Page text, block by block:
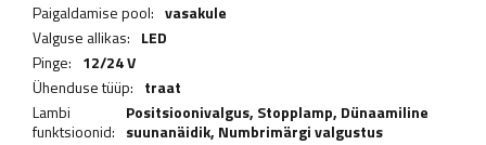
Paigaldamise pool: vasakule
Valguse allikas: LED
Pinge: 12/24 V
Ühenduse tüüp: traat
Lambi
funktsioonid:
Positsioonivalgus, Stopplamp, Dünaamiline
suunanäidik, Numbrimärgi valgustus